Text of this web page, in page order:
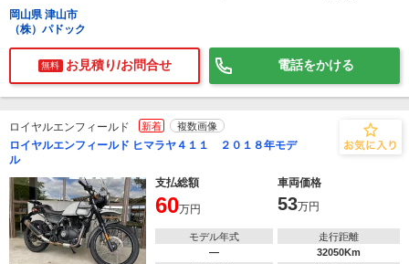
岡山県 津山市
（株）パドック
無料 お見積り/お問合せ 電話をかける
ロイヤルエンフィールド 新着 複数画像
ロイヤルエンフィールド ヒマラヤ４１１ ２０１８年モデ
ル
支払総額
車両価格
60万円 53万円
モデル年式
―
走行距離
32050Km